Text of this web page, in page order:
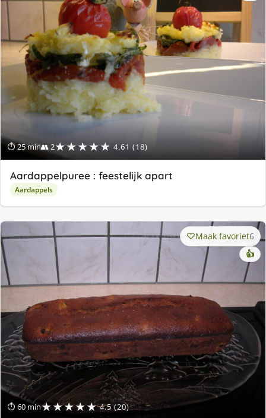
⏱ 25 min👥 2★★★★★ 4.61 (18)
Aardappelpuree : feestelijk apart
Aardappels
⏱ 60 min★★★★★ 4.5 (20)
Maak favoriet6
👍